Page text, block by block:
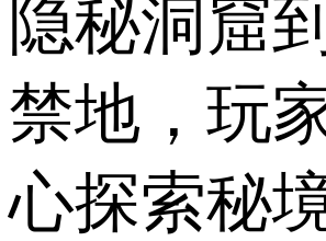
隐秘洞窟
禁地，玩
心探索秘